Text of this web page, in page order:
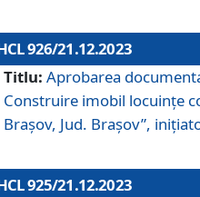
926/21.12.2023
Titlu: Aprobarea
Construire imobil locuințe
Brașov, Jud. Brașov”,
925/21.12.2023